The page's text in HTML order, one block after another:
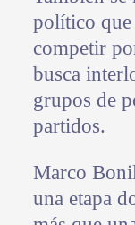
político que
competir
busca
grupos de
partidos.
Marco
una etapa